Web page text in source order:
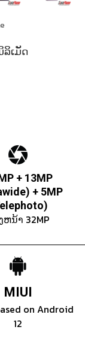
ລິເມັດ
+ 13MP
+ 5MP
ຫນ້າ 32MP
MIUI
on Android
12